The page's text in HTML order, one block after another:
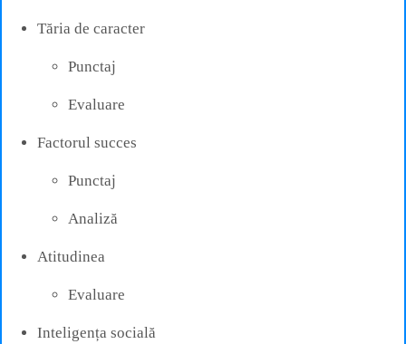
Tăria de caracter
Punctaj
Evaluare
Factorul succes
Punctaj
Analiză
Atitudinea
Evaluare
Inteligența socială